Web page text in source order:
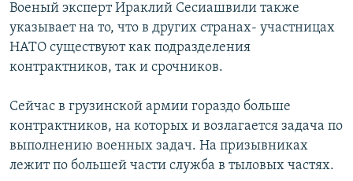
Военый эксперт Ираклий Сесиашвили также
указывает на то, что в других странах- участницах
НАТО существуют как подразделения
контрактников, так и срочников.
Сейчас в грузинской армии гораздо больше
контрактников, на которых и возлагается задача по
выполнению военных задач. На призывниках
лежит по большей части служба в тыловых частях.